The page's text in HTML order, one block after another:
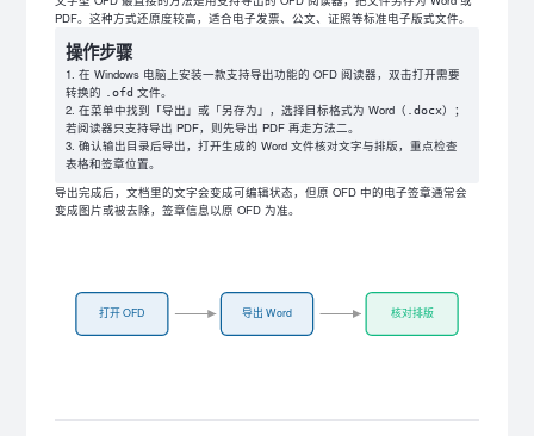
PDF。这种方式还原度较高，适合电子发票、公文、证照等标准电子版式文件。
操作步骤
在 Windows 电脑上安装一款支持导出功能的 OFD 阅读器，双击打开需要
转换的
.ofd 文件。
在菜单中找到「导出」或「另存为」，选择目标格式为 Word（
.docx）；
若阅读器只支持导出 PDF，则先导出 PDF 再走方法二。
确认输出目录后导出，打开生成的 Word 文件核对文字与排版，重点检查
表格和签章位置。
导出完成后，文档里的文字会变成可编辑状态，但原 OFD 中的电子签章通常会
变成图片或被去除，签章信息以原 OFD 为准。
打开 OFD 导出 Word 核对排版